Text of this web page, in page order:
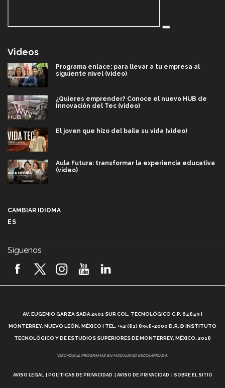
Videos
Programa enlace: para llevar a tu empresa al
siguiente nivel (video)
¿Quieres emprender? Conoce el nuevo HUB de
Innovación del Tec (video)
El joven que hizo del baile su vida (video)
Aula Futura: transformar la experiencia educativa
(video)
2026! (video)
¿Cómo es el Modelo Educativo Tec? (video)
Vida Tec: Feminismo e Inteligencia Artificial, Paola
CAMBIAR IDIOMA
ES
Síguenos
AV. EUGENIO GARZA SADA 2501 SUR COL. TECNOLÓGICO C.P. 64849 |
MONTERREY, NUEVO LEÓN, MÉXICO | TEL. +52 (81) 8358-2000 D.R.© INSTITUTO
TECNOLÓGICO Y DE ESTUDIOS SUPERIORES DE MONTERREY, MÉXICO. 2018
*DEC-520912 PROGRAMAS EN MODALIDAD ESCOLARIZADA.
AVISO LEGAL POLÍTICAS DE PRIVACIDAD AVISO DE PRIVACIDAD SOBRE EL SITIO